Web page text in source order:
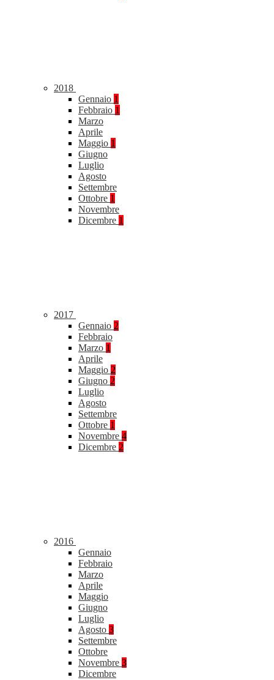
2018
Gennaio 1
Febbraio 1
Marzo
Aprile
Maggio 1
Giugno
Luglio
Agosto
Settembre
Ottobre 1
Novembre
Dicembre 1
2017
Gennaio 2
Febbraio
Marzo 1
Aprile
Maggio 2
Giugno 2
Luglio
Agosto
Settembre
Ottobre 1
Novembre 4
Dicembre 2
2016
Gennaio
Febbraio
Marzo
Aprile
Maggio
Giugno
Luglio
Agosto 3
Settembre
Ottobre
Novembre 3
Dicembre